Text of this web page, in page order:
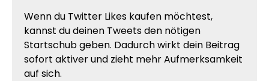
Wenn du Twitter Likes kaufen möchtest,
kannst du deinen Tweets den nötigen
Startschub geben. Dadurch wirkt dein Beitrag
sofort aktiver und zieht mehr Aufmerksamkeit
auf sich.